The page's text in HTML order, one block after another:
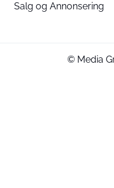
Salg og Annonsering
© Media